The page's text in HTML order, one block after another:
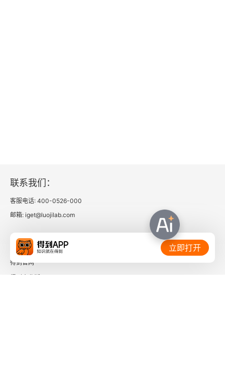
联系我们：
客服电话: 400-0526-000
邮箱: iget@luojilab.com
相关链接：
得到官网
立即打开